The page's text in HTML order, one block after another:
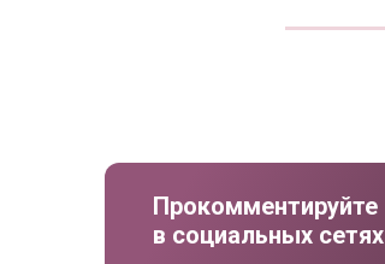
Прокомментируйте
в социальных сетях